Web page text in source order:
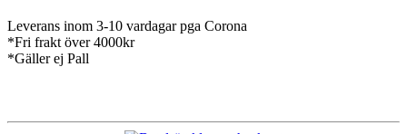
Leverans inom 3-10 vardagar pga Corona
*Fri frakt över 4000kr
*Gäller ej Pall